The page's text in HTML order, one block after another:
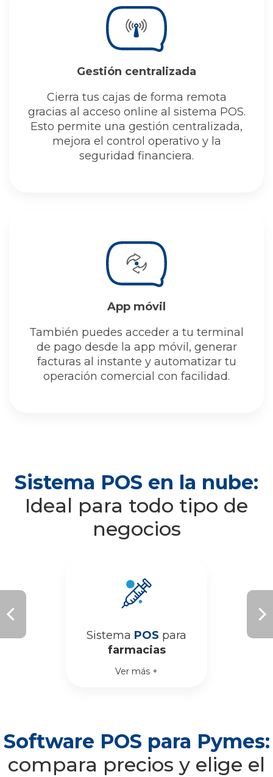
Gestión centralizada
Cierra tus cajas de forma remota
gracias al acceso online al sistema POS.
Esto permite una gestión centralizada,
mejora el control operativo y la
seguridad financiera.
App móvil
También puedes acceder a tu terminal
de pago desde la app móvil, generar
facturas al instante y automatizar tu
operación comercial con facilidad.
Sistema POS en la nube:
Ideal para todo tipo de
negocios
Sistema POS para
farmacias
Ver más +
Software POS para Pymes:
compara precios y elige el